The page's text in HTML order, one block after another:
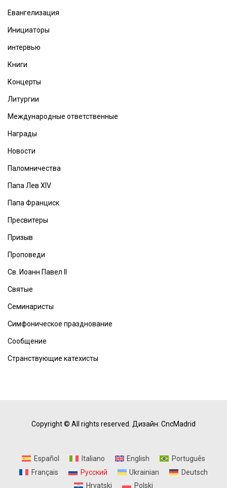
Евангелизация
Инициаторы
интервью
Книги
Концерты
Литургии
Международные ответственные
Награды
Новости
Паломничества
Папа Лев XIV
Папа Франциск
Пресвитеры
Призыв
Проповеди
Св. Иоанн Павел II
Святые
Семинаристы
Симфоническое празднование
Сообщение
Странствующие катехисты
Copyright © All rights reserved. Дизайн: CncMadrid
Español Italiano English
Português
Français
Русский Ukrainian
Deutsch
Hrvatski
Polski